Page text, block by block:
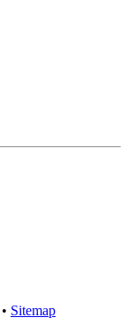
• Sitemap